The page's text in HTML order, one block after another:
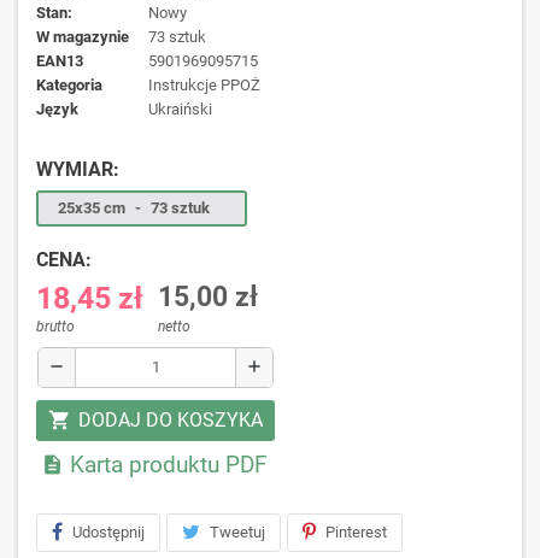
Stan:
Nowy
W magazynie
73 sztuk
EAN13
5901969095715
kategoria
Instrukcje PPOŻ
język
Ukraiński
WYMIAR:
25x35 cm - 73 sztuk
CENA:
18,45 zł
brutto
15,00 zł
netto
remove add
shopping_cart DODAJ DO KOSZYKA
 Karta produktu PDF
Udostępnij Tweetuj Pinterest